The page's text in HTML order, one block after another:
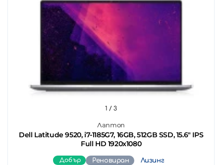
Лаптоп
Dell Latitude 9520, i7-1185G7, 16GB, 512GB SSD, 15.6" IPS
Full HD 1920x1080
1 / 3
Добър Реновиран Лизинг